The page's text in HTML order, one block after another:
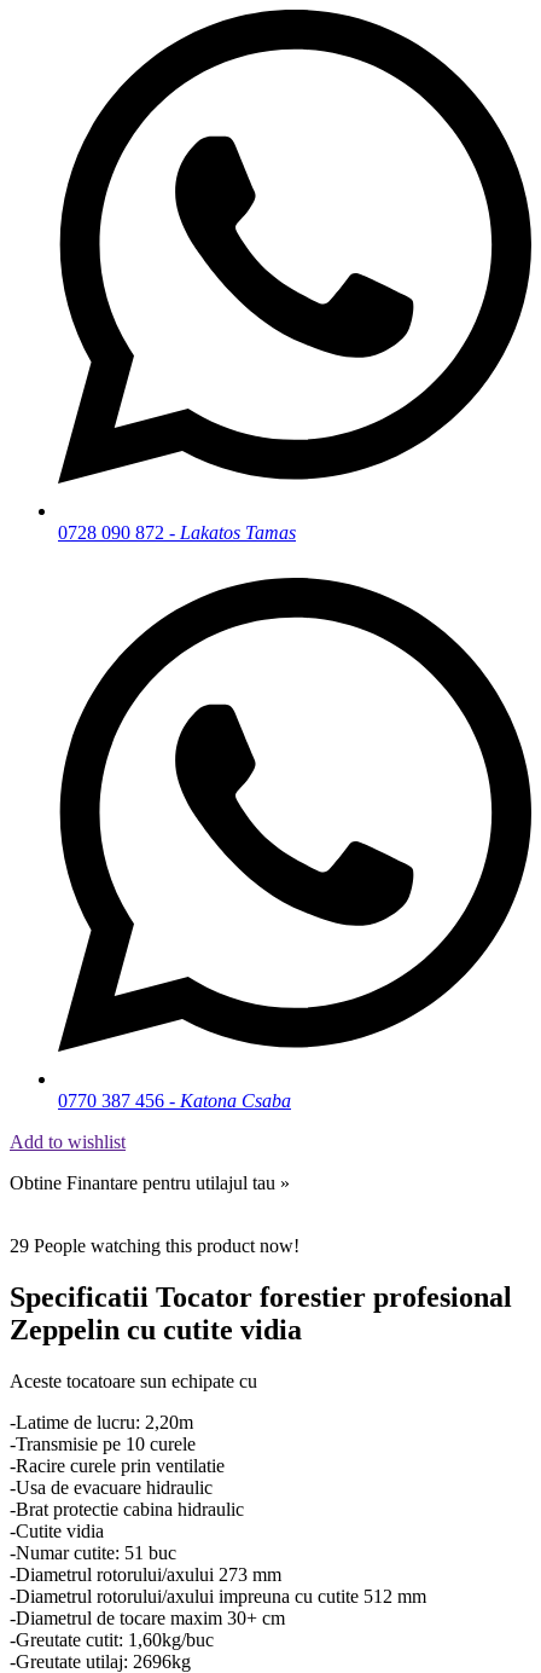
0728 090 872 - Lakatos Tamas
0770 387 456 - Katona Csaba
Add to wishlist
Obtine Finantare pentru utilajul tau »
29 People watching this product now!
Specificatii Tocator forestier profesional
Zeppelin cu cutite vidia
Aceste tocatoare sun echipate cu
-Latime de lucru: 2,20m
-Transmisie pe 10 curele
-Racire curele prin ventilatie
-Usa de evacuare hidraulic
-Brat protectie cabina hidraulic
-Cutite vidia
-Numar cutite: 51 buc
-Diametrul rotorului/axului 273 mm
-Diametrul rotorului/axului impreuna cu cutite 512 mm
-Diametrul de tocare maxim 30+ cm
-Greutate cutit: 1,60kg/buc
-Greutate utilaj: 2696kg